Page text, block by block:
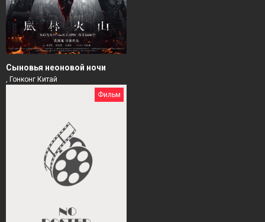
Сыновья неоновой ночи
, Гонконг Китай
Фильм